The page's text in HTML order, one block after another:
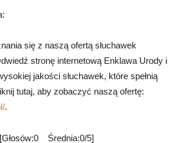
się z naszą ofertą słuchawek
stronę internetową Enklawa Urody i
jakości słuchawek, które spełnią
tutaj, aby zobaczyć naszą ofertę:
.
[Głosów:0 Średnia:0/5]